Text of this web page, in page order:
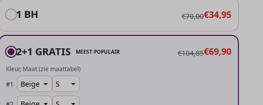
1 BH €34,95
€70,00
2+1 GRATIS MEEST POPULAIR €69,90
€104,85
Kleur Maat (zie maattabel)
#1